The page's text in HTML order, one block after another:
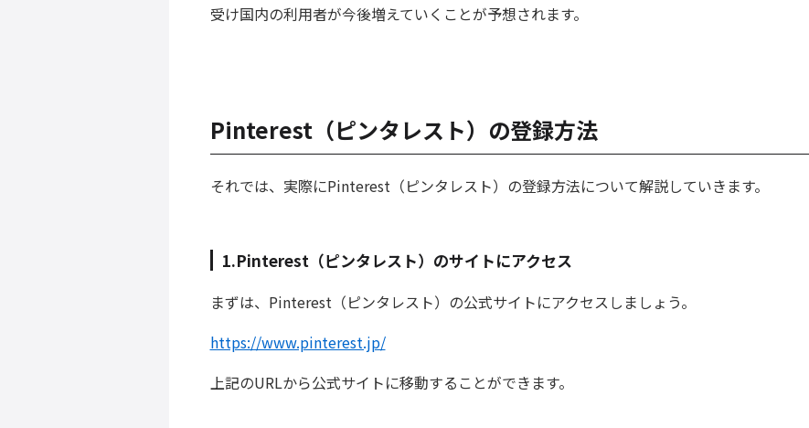
受け国内の利用者が今後増えていくことが予想されます。
Pinterest（ピンタレスト）の登録方法
それでは、実際にPinterest（ピンタレスト）の登録方法について解説していきます。
1.Pinterest（ピンタレスト）のサイトにアクセス
まずは、Pinterest（ピンタレスト）の公式サイトにアクセスしましょう。
https://www.pinterest.jp/
上記のURLから公式サイトに移動することができます。